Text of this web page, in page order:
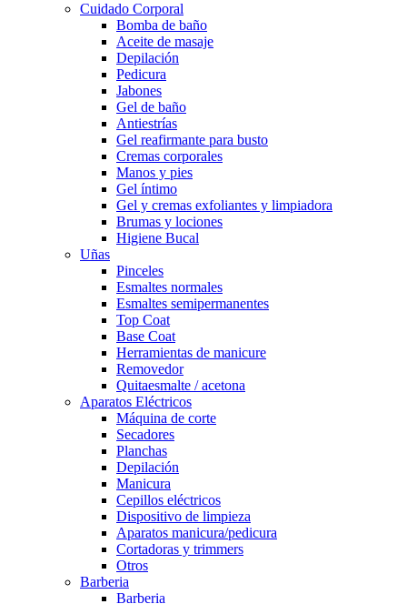
Cuidado Corporal
Bomba de baño
Aceite de masaje
Depilación
Pedicura
Jabones
Gel de baño
Antiestrías
Gel reafirmante para busto
Cremas corporales
Manos y pies
Gel íntimo
Gel y cremas exfoliantes y limpiadora
Brumas y lociones
Higiene Bucal
Uñas
Pinceles
Esmaltes normales
Esmaltes semipermanentes
Top Coat
Base Coat
Herramientas de manicure
Removedor
Quitaesmalte / acetona
Aparatos Eléctricos
Máquina de corte
Secadores
Planchas
Depilación
Manicura
Cepillos eléctricos
Dispositivo de limpieza
Aparatos manicura/pedicura
Cortadoras y trimmers
Otros
Barberia
Barberia